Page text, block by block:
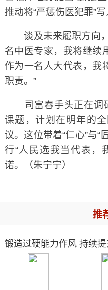
推动将“严惩伤医犯罪”写
谈及未来履职方向，
名中医专家，我将继续
作为一名人大代表，我
职责。”
司富春手头正在调研
课题，计划在明年的
议。这位带着“仁心”与“
行“人民选我当代表，
诺。（朱宁宁）
推
锻造过硬能力作风 持续